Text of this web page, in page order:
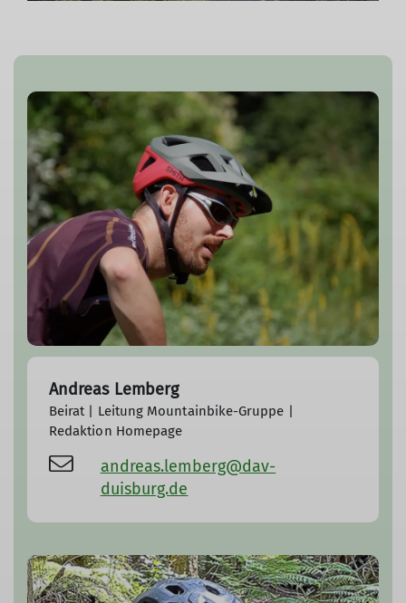
Andreas Lemberg
Beirat | Leitung Mountainbike-Gruppe |
Redaktion Homepage
andreas.lemberg@dav-
duisburg.de